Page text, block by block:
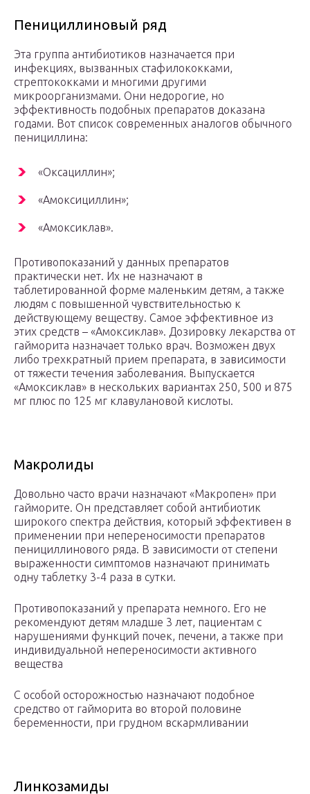
Пенициллиновый ряд
Эта группа антибиотиков назначается при
инфекциях, вызванных стафилококками,
стрептококками и многими другими
микроорганизмами. Они недорогие, но
эффективность подобных препаратов доказана
годами. Вот список современных аналогов обычного
пенициллина:
«Оксациллин»;
«Амоксициллин»;
«Амоксиклав».
Противопоказаний у данных препаратов
практически нет. Их не назначают в
таблетированной форме маленьким детям, а также
людям с повышенной чувствительностью к
действующему веществу. Самое эффективное из
этих средств – «Амоксиклав». Дозировку лекарства от
гайморита назначает только врач. Возможен двух
либо трехкратный прием препарата, в зависимости
от тяжести течения заболевания. Выпускается
«Амоксиклав» в нескольких вариантах 250, 500 и 875
мг плюс по 125 мг клавулановой кислоты.
Макролиды
Довольно часто врачи назначают «Макропен» при
гайморите. Он представляет собой антибиотик
широкого спектра действия, который эффективен в
применении при непереносимости препаратов
пенициллинового ряда. В зависимости от степени
выраженности симптомов назначают принимать
одну таблетку 3-4 раза в сутки.
Противопоказаний у препарата немного. Его не
рекомендуют детям младше 3 лет, пациентам с
нарушениями функций почек, печени, а также при
индивидуальной непереносимости активного
вещества
С особой осторожностью назначают подобное
средство от гайморита во второй половине
беременности, при грудном вскармливании
Линкозамиды